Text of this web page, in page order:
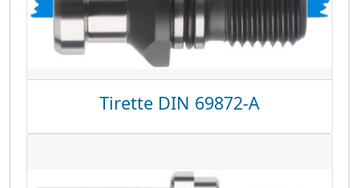
Tirette DIN 69872-A